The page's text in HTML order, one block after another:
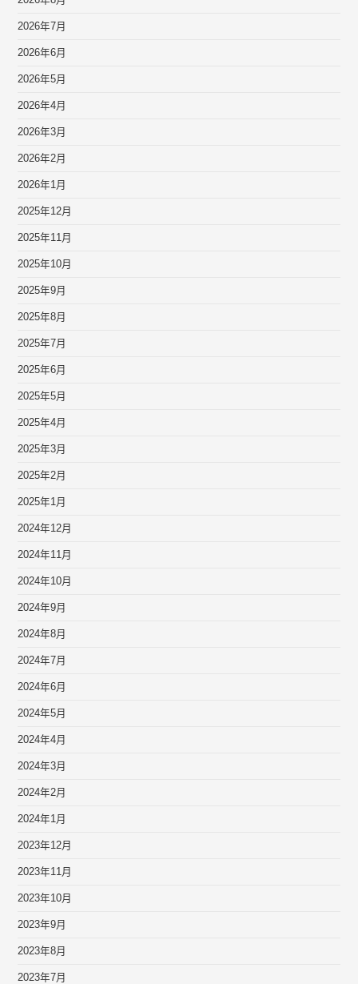
2026年7月
2026年6月
2026年5月
2026年4月
2026年3月
2026年2月
2026年1月
2025年12月
2025年11月
2025年10月
2025年9月
2025年8月
2025年7月
2025年6月
2025年5月
2025年4月
2025年3月
2025年2月
2025年1月
2024年12月
2024年11月
2024年10月
2024年9月
2024年8月
2024年7月
2024年6月
2024年5月
2024年4月
2024年3月
2024年2月
2024年1月
2023年12月
2023年11月
2023年10月
2023年9月
2023年8月
2023年7月